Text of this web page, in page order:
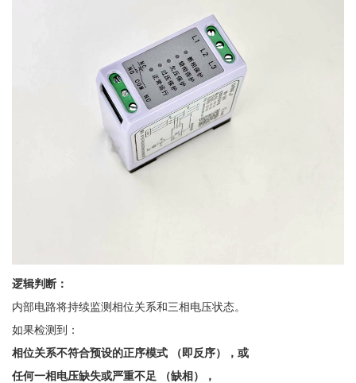
逻辑判断：
内部电路将持续监测相位关系和三相电压状态。
如果检测到：
相位关系不符合预设的正序模式
（即反序），或
任何一相电压缺失或严重不足
（缺相），